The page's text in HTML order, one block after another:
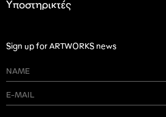
Υποστηρικτές
Sign up for ARTWORKS news